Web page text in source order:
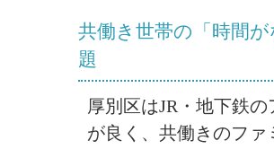
共働き世帯の「時間が
題
厚別区はJR・地下鉄の
が良く、共働きのファ